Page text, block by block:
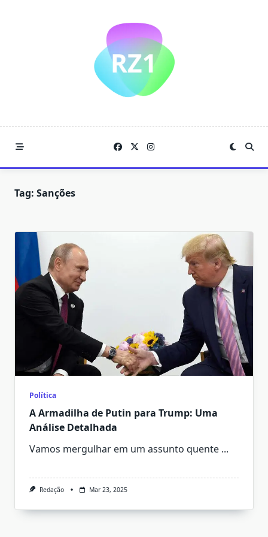
Tag: Sanções
Política
A Armadilha de Putin para Trump: Uma
Análise Detalhada
Vamos mergulhar em um assunto quente ...
Redação Mar 23, 2025